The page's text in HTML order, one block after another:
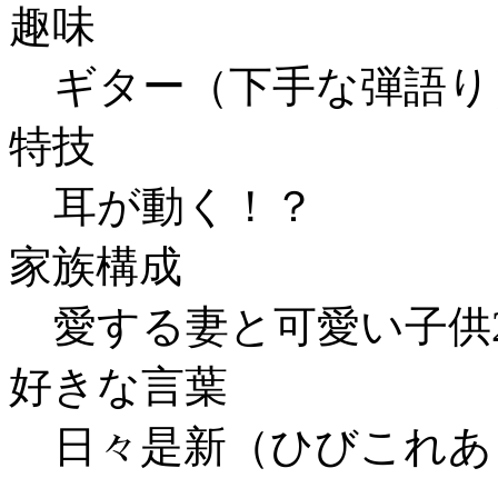
趣味
ギター（下手な弾語
特技
耳が動く！？
家族構成
愛する妻と可愛い子
好きな言葉
日々是新（ひびこれ